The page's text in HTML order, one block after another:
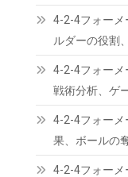
4-2-4フォーメ
ルダーの役割
4-2-4フォーメ
戦術分析、ゲ
4-2-4フォーメ
果、ボールの
4-2-4フォーメ